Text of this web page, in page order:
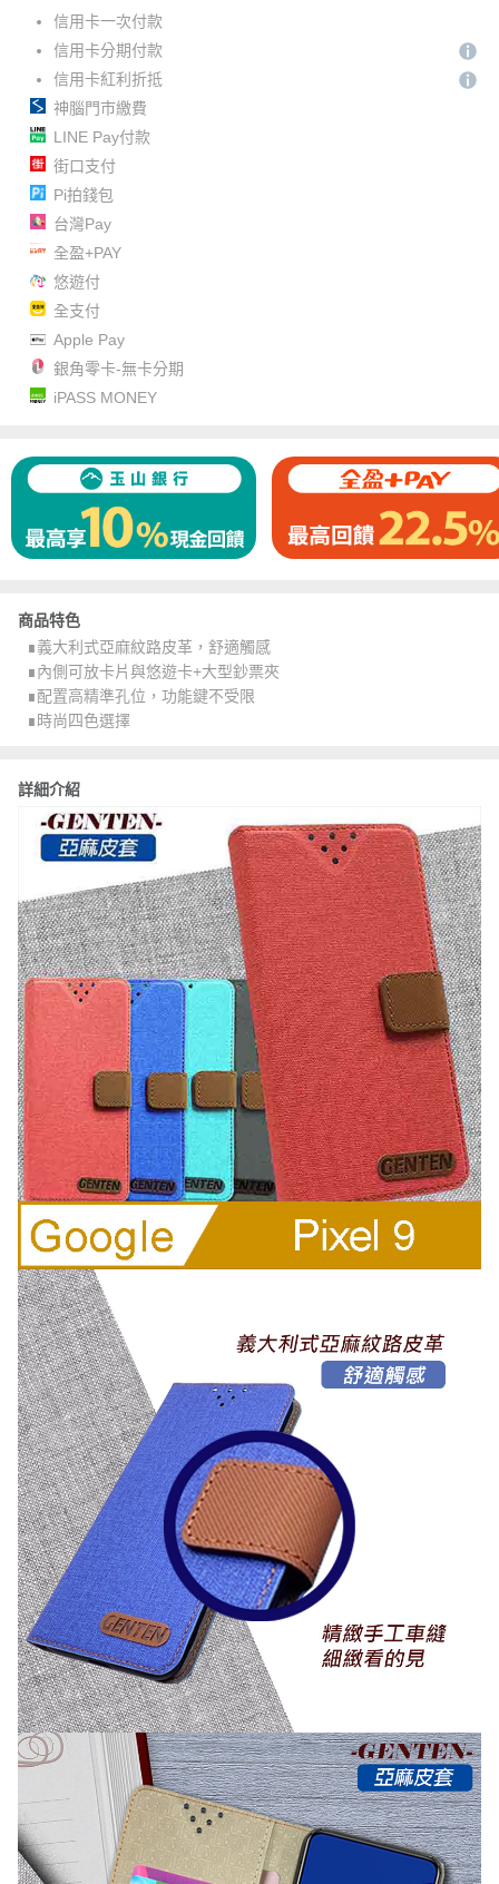
信用卡一次付款
信用卡分期付款
信用卡紅利折抵
神腦門市繳費
LINE Pay付款
街口支付
Pi拍錢包
台灣Pay
全盈+PAY
悠遊付
全支付
Apple Pay
銀角零卡-無卡分期
iPASS MONEY
商品特色
∎義大利式亞麻紋路皮革，舒適觸感
∎內側可放卡片與悠遊卡+大型鈔票夾
∎配置高精準孔位，功能鍵不受限
∎時尚四色選擇
詳細介紹